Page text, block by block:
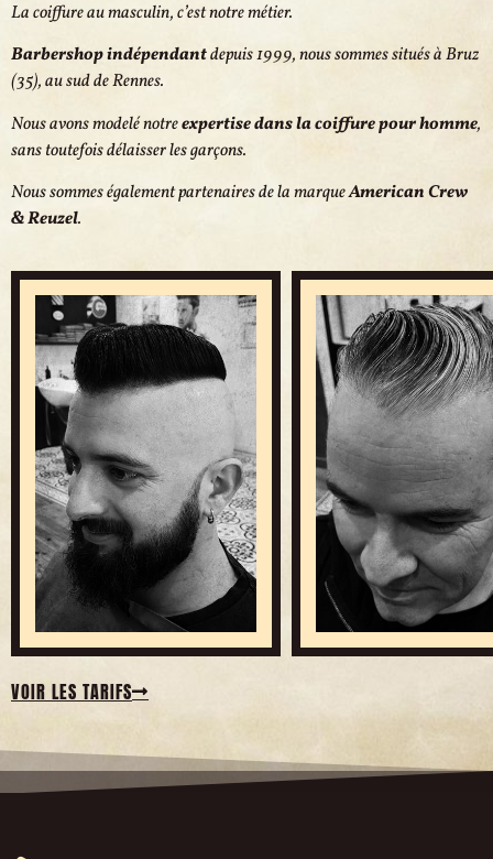
La coiffure au masculin, c’est notre métier.
Barbershop indépendantdepuis 1999, nous sommes situés à Bruz
(35), au sud de Rennes.
Nous avons modelé notreexpertise dans la coiffure pour homme,
sans toutefois délaisser les garçons.
Nous sommes également partenaires de la marqueAmerican Crew
& Reuzel.
VOIR LES TARIFS